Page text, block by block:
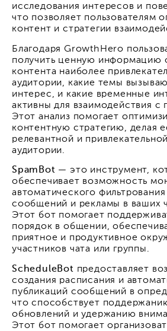
исследования интересов и
что позволяет пользователям
контент и стратегии
Благодаря GrowthHero
получить ценную информацию
контента наиболее
аудитории, какие темы
интерес, и какие временные
активны для взаимодействия с
Этот анализ помогает
контентную стратегию, делая
релевантной и
аудитории.
SpamBot — это инструмент,
обеспечивает возможность
автоматического
сообщений и рекламы в ваших
Этот бот помогает
порядок в общении,
приятное и продуктивное
участников чата или группы.
ScheduleBot предоставляет
создания расписания и
публикаций сообщений в
что способствует
обновлений и удержанию
Этот бот помогает